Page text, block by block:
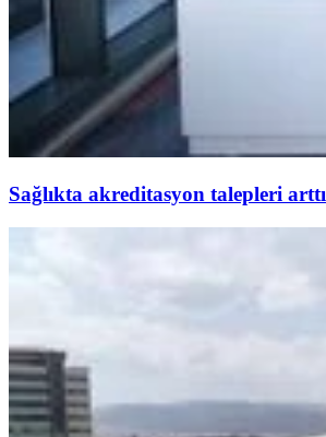
Sağlıkta akreditasyon talepleri arttı